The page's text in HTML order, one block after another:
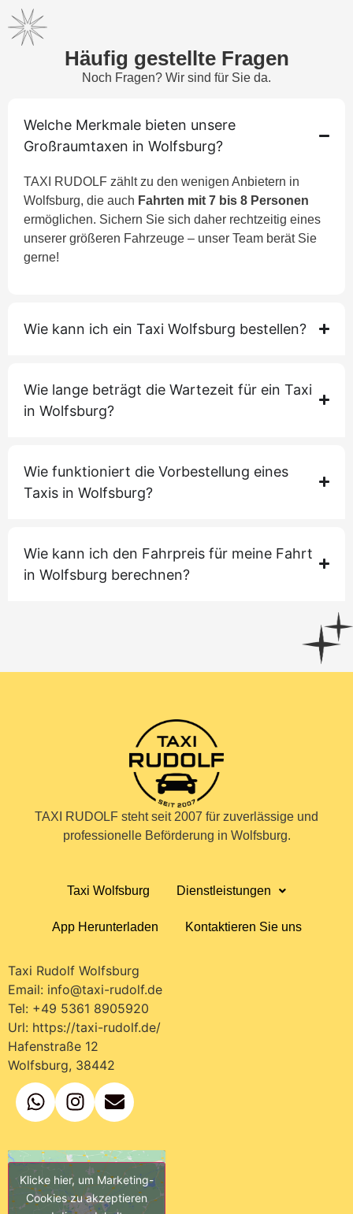
Häufig gestellte Fragen
Noch Fragen? Wir sind für Sie da.
Welche Merkmale bieten unsere
Großraumtaxen in Wolfsburg?
TAXI RUDOLF zählt zu den wenigen Anbietern in
Wolfsburg, die auch Fahrten mit 7 bis 8 Personen
ermöglichen. Sichern Sie sich daher rechtzeitig eines
unserer größeren Fahrzeuge – unser Team berät Sie
gerne!
Wie kann ich ein Taxi Wolfsburg bestellen?
Wie lange beträgt die Wartezeit für ein Taxi
in Wolfsburg?
Wie funktioniert die Vorbestellung eines
Taxis in Wolfsburg?
Wie kann ich den Fahrpreis für meine Fahrt
in Wolfsburg berechnen?
TAXI RUDOLF steht seit 2007 für zuverlässige und
professionelle Beförderung in Wolfsburg.
Taxi Wolfsburg Dienstleistungen
App Herunterladen Kontaktieren Sie uns
Taxi Rudolf Wolfsburg
Email: info@taxi-rudolf.de
Tel: +49 5361 8905920
Url: https://taxi-rudolf.de/
Hafenstraße 12
Wolfsburg, 38442
Klicke hier, um Marketing-
Cookies zu akzeptieren